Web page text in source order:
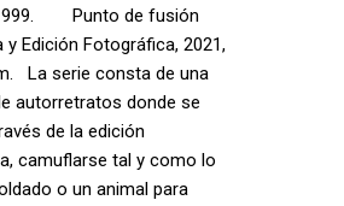
Punto de fusión
y Edición Fotográfica, 2021,
La serie consta de una
autorretratos donde se
de la edición
camuflarse tal y como lo
o un animal para